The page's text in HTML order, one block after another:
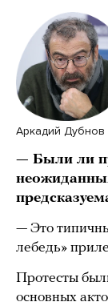
Аркадий Дубнов
— Были ли
— Это
лебедь»
Протесты
основных